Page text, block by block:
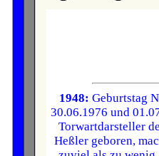
1948: Geburtstag
30.06.1976 und
Torwartdarsteller
Heßler geboren,